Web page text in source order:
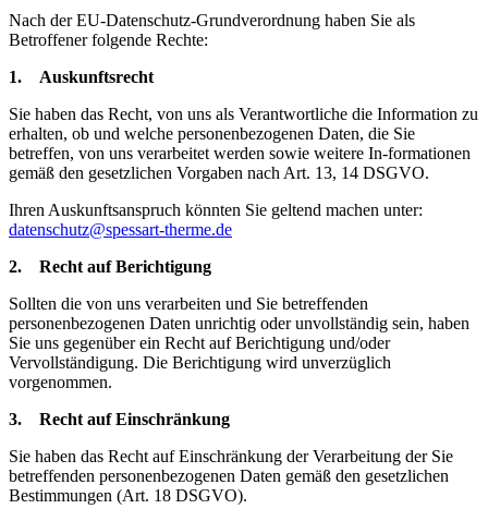
Nach der EU-Datenschutz-Grundverordnung haben Sie als
Betroffener folgende Rechte:
1. Auskunftsrecht
Sie haben das Recht, von uns als Verantwortliche die Information zu
erhalten, ob und welche personenbezogenen Daten, die Sie
betreffen, von uns verarbeitet werden sowie weitere In-formationen
gemäß den gesetzlichen Vorgaben nach Art. 13, 14 DSGVO.
Ihren Auskunftsanspruch könnten Sie geltend machen unter:
datenschutz@spessart-therme.de
2. Recht auf Berichtigung
Sollten die von uns verarbeiten und Sie betreffenden
personenbezogenen Daten unrichtig oder unvollständig sein, haben
Sie uns gegenüber ein Recht auf Berichtigung und/oder
Vervollständigung. Die Berichtigung wird unverzüglich
vorgenommen.
3. Recht auf Einschränkung
Sie haben das Recht auf Einschränkung der Verarbeitung der Sie
betreffenden personenbezogenen Daten gemäß den gesetzlichen
Bestimmungen (Art. 18 DSGVO).